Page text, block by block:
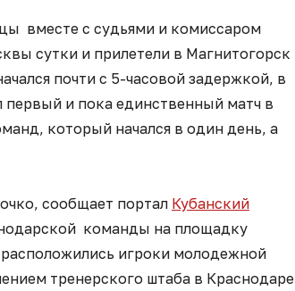
вместе с судьями и комиссаром
сутки и прилетели в Магнитогорск
почти с 5-часовой задержкой, в
и пока единственный матч в
который начался в один день, а
сообщает портал Кубанский
команды на площадку
игроки молодежной
тренерского штаба в Краснодаре